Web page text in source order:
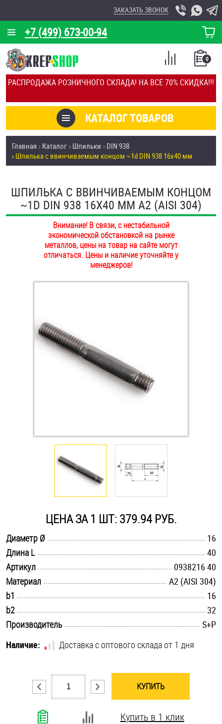
РАСПРОДАЖА РОЗНИЧНОГО СКЛАДА! НА ВСЁ 70% СКИДКА!!!
+7 (499) 673-00-94
ЗАКАЗАТЬ ЗВОНОК
КОРЗИНА
О КОМПАНИИ
КАЛЬКУЛЯТОР
ОТЗЫВЫ
УСЛУГИ
СКИДКИ
ОПТ
ПОКУПАТЕЛЯМ
ОПЛАТА И ДОСТАВКА
НАШИ МАГАЗИНЫ
КАТАЛОГ ТОВАРОВ
0
СПИСОК
СРАВНЕНИЕ
Товары со скидкой
Анкеры
Антивандальный крепёж, инструмент
Болты и винты
Втулки
Заклепки (Гайки-Заклепки)
Крюки, кольца с метрической резьбой
Крюки, кольца с шурупной резьбой
Оснастка и аксессуары для яхт
Саморезы и шурупы
Стопорные кольца
Такелаж
Хомуты
Шплинты
Штифты и пальцы
Главная Каталог Шпильки
DIN 938
Шпилька c ввинчиваемым концом ~1d DIN 938 16х40 мм
ШПИЛЬКА C ВВИНЧИВАЕМЫМ КОНЦОМ
~1D DIN 938 16Х40 ММ А2 (AISI 304)
Внимание! В связи, с нестабильной
экономической обстановкой на рынке
металлов, цены на товар на сайте могут
отличаться. Цены и наличие уточняйте у
менеджеров!
ЦЕНА ЗА 1 ШТ: 379.94 РУБ.
Диаметр Ø
16
Длина L
40
Артикул
0938216 40
Материал
А2 (AISI 304)
b1
16
b2
32
Производитель
S+P
Наличие:
Доставка с оптового склада от 1 дня
КУПИТЬ
Купить в 1 клик